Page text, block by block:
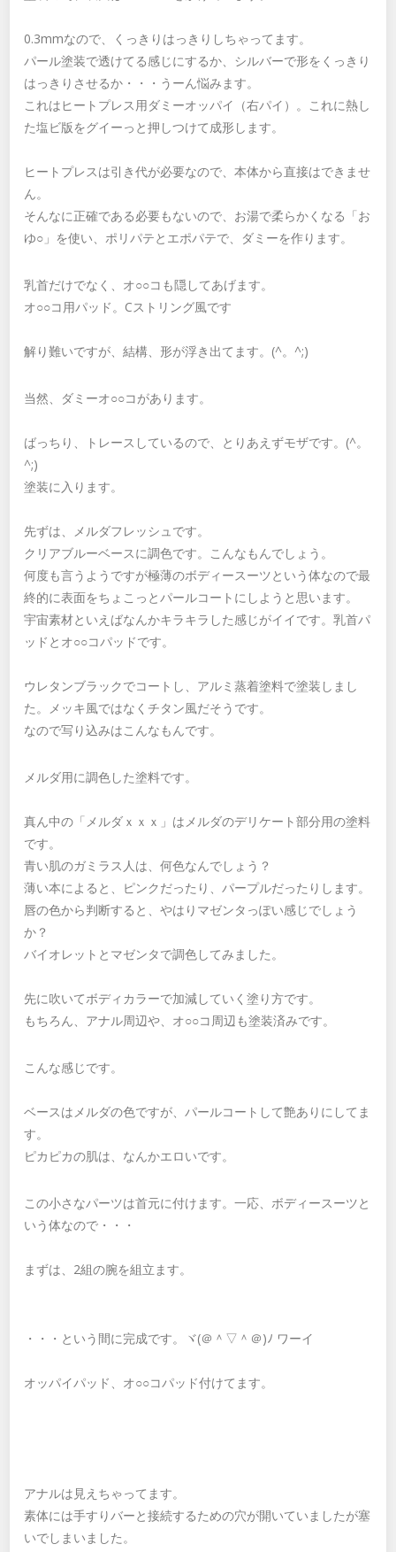
0.3mmなので、くっきりはっきりしちゃってます。
パール塗装で透けてる感じにするか、シルバーで形をくっきり
はっきりさせるか・・・うーん悩みます。
これはヒートプレス用ダミーオッパイ（右パイ）。これに熱し
た塩ビ版をグイーっと押しつけて成形します。
ヒートプレスは引き代が必要なので、本体から直接はできませ
ん。
そんなに正確である必要もないので、お湯で柔らかくなる「お
ゆ○」を使い、ポリパテとエポパテで、ダミーを作ります。
乳首だけでなく、オ○○コも隠してあげます。
オ○○コ用パッド。Cストリング風です
解り難いですが、結構、形が浮き出てます。(^。^;)
当然、ダミーオ○○コがあります。
ばっちり、トレースしているので、とりあえずモザです。(^。
^;)
塗装に入ります。
先ずは、メルダフレッシュです。
クリアブルーベースに調色です。こんなもんでしょう。
何度も言うようですが極薄のボディースーツという体なので最
終的に表面をちょこっとパールコートにしようと思います。
宇宙素材といえばなんかキラキラした感じがイイです。乳首パ
ッドとオ○○コパッドです。
ウレタンブラックでコートし、アルミ蒸着塗料で塗装しまし
た。メッキ風ではなくチタン風だそうです。
なので写り込みはこんなもんです。
メルダ用に調色した塗料です。
真ん中の「メルダｘｘｘ」はメルダのデリケート部分用の塗料
です。
青い肌のガミラス人は、何色なんでしょう？
薄い本によると、ピンクだったり、パープルだったりします。
唇の色から判断すると、やはりマゼンタっぽい感じでしょう
か？
バイオレットとマゼンタで調色してみました。
先に吹いてボディカラーで加減していく塗り方です。
もちろん、アナル周辺や、オ○○コ周辺も塗装済みです。
こんな感じです。
ベースはメルダの色ですが、パールコートして艶ありにしてま
す。
ピカピカの肌は、なんかエロいです。
この小さなパーツは首元に付けます。一応、ボディースーツと
いう体なので・・・
まずは、2組の腕を組立ます。
・・・という間に完成です。ヾ(＠＾▽＾＠)ﾉ ワーイ
オッパイパッド、オ○○コパッド付けてます。
アナルは見えちゃってます。
素体には手すりバーと接続するための穴が開いていましたが塞
いでしまいました。